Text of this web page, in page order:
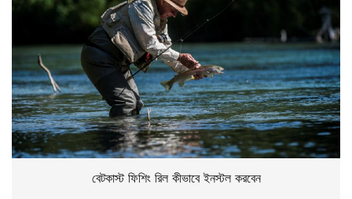
বেটকাস্ট ফিশিং রিল কীভাবে ইনস্টল করবেন